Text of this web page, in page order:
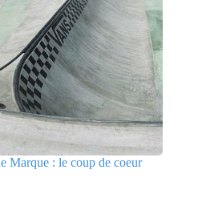
Marque : le coup de coeur